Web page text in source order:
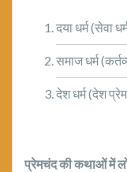
दया धर्म (सेवा
समाज धर्म
देश धर्म (देश
प्रेमचंद की कथाओं में